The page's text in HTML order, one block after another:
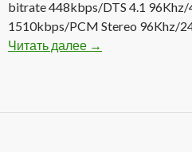
bitrate 448kbps/DTS 4.1
1510kbps/PCM Stereo 96Khz/
Читать далее Gentle Giant —
→